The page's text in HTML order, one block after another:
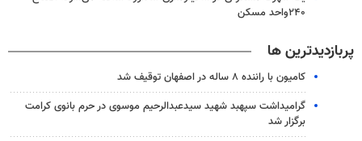
۲۴۰واحد مسکن
پربازدیدترین ها
کامیون با راننده ۸ ساله در اصفهان توقیف شد
گرامیداشت سپهبد شهید سیدعبدالرحیم موسوی در حرم بانوی کرامت
برگزار شد